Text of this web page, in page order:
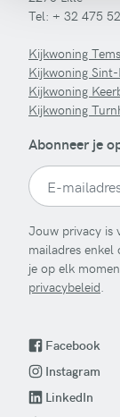
Tel: + 32 475
Kijkwoning
Kijkwoning
Kijkwoning
Kijkwoning
Abonneer je
Jouw privacy is
mailadres enkel
je op elk
privacybeleid.
Facebook
Instagram
LinkedIn